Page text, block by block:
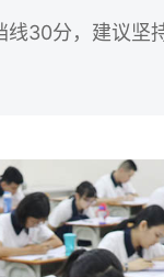
30分，建议坚